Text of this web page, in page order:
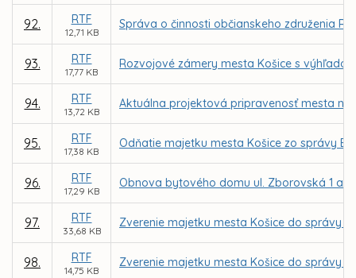
92. RTF
12,71 KB
Správa o činnosti občianskeho združenia
93. RTF
17,77 KB
Rozvojové zámery mesta Košice s
94. RTF
13,72 KB
Aktuálna projektová pripravenosť mesta na
95. RTF
17,38 KB
Odňatie majetku mesta Košice zo správy
96. RTF
17,29 KB
Obnova bytového domu ul. Zborovská 1 a 7
97. RTF
33,68 KB
Zverenie majetku mesta Košice do správy
98. RTF
14,75 KB
Zverenie majetku mesta Košice do správy